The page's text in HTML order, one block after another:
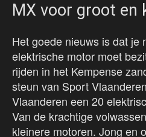
MX voor groot en
Het goede nieuws is dat je
elektrische motor moet
rijden in het Kempense
steun van Sport
Vlaanderen een 20
Van de krachtige
kleinere motoren. Jong en